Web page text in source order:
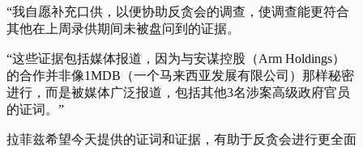
“我自愿补充口供，以便协助反贪会的调查，使调查能更符合
其他在上周录供期间未被盘问到的证据。
“这些证据包括媒体报道，因为与安谋控股（Arm Holdings）
的合作并非像1MDB（一个马来西亚发展有限公司）那样秘密
进行，而是被媒体广泛报道，包括其他3名涉案高级政府官员
的证词。”
拉菲兹希望今天提供的证词和证据，有助于反贪会进行更全面